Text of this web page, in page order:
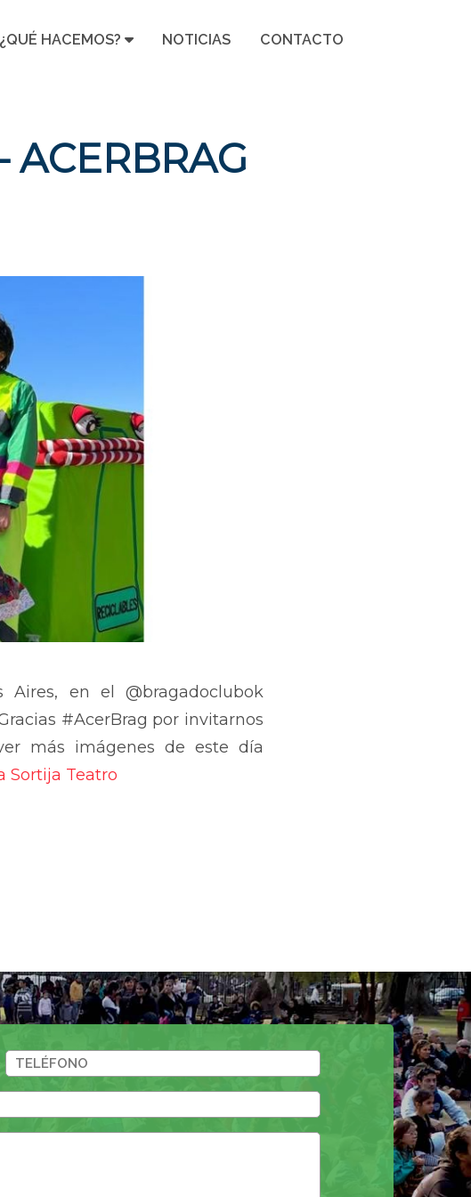
¿QUÉ HACEMOS? NOTICIAS CONTACTO
ACERBRAG
en el @bragadoclubok
#AcerBrag por invitarnos
más imágenes de este día
Sortija Teatro